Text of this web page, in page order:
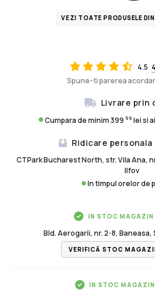
4.5
Spune-ti parerea
Livrare prin
Cumpara de minim 399 99 lei si
Ridicare
CTPark Bucharest North, str. Vila Ana,
Ilfov
In timpul orelor de
IN STOC MAGAZIN
Bld. Aerogarii, nr. 2-8,
VERIFICĂ STOC
IN STOC
VEZI TOATE PRODUSELE